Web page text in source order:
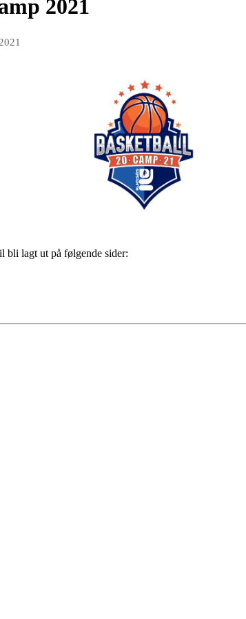
2021
bli lagt ut på følgende sider: